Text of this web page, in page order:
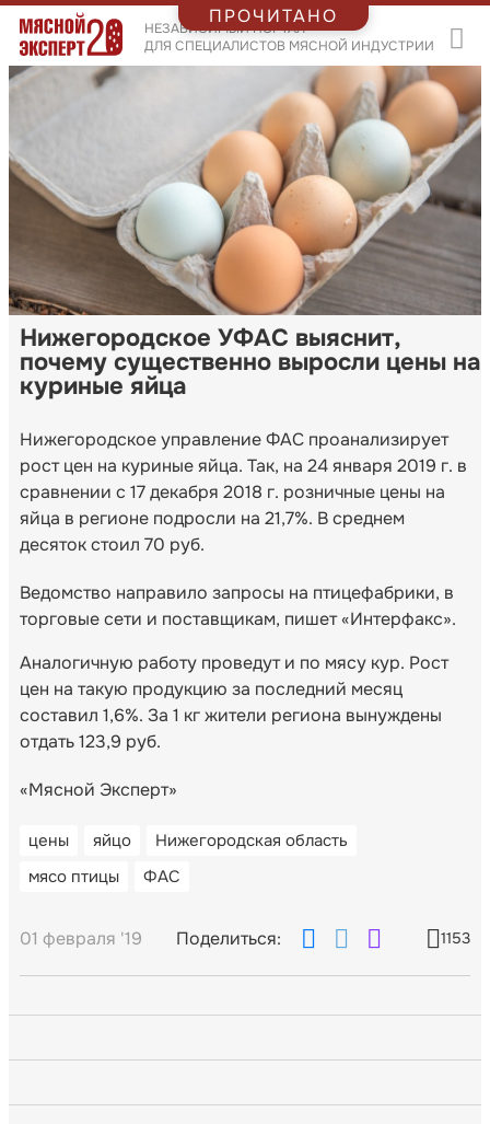
НЕЗАВИСИМЫЙ ПОРТАЛ
ДЛЯ СПЕЦИАЛИСТОВ МЯСНОЙ ИНДУСТРИИ
Нижегородское УФАС выяснит,
почему существенно выросли цены на
куриные яйца
Нижегородское управление ФАС проанализирует
рост цен на куриные яйца. Так, на 24 января 2019 г. в
сравнении с 17 декабря 2018 г. розничные цены на
яйца в регионе подросли на 21,7%. В среднем
десяток стоил 70 руб.
Ведомство направило запросы на птицефабрики, в
торговые сети и поставщикам, пишет «Интерфакс».
Аналогичную работу проведут и по мясу кур. Рост
цен на такую продукцию за последний месяц
составил 1,6%. За 1 кг жители региона вынуждены
отдать 123,9 руб.
«Мясной Эксперт»
цены яйцо
Нижегородская область
мясо птицы
ФАС
01 февраля '19 Поделиться: 1153
ПРОЧИТАНО